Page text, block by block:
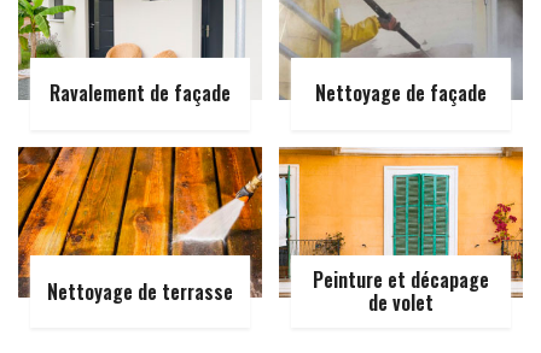
Ravalement de façade Nettoyage de façade
Nettoyage de terrasse Peinture et décapage
de volet